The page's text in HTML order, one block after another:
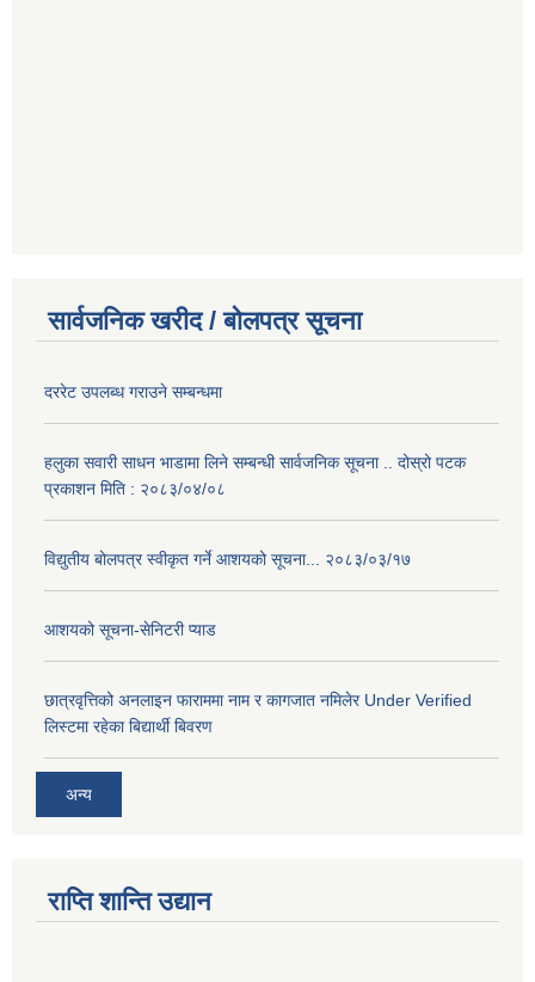
सार्वजनिक खरीद / बोलपत्र सूचना
दररेट उपलब्ध गराउने सम्बन्धमा
हलुका सवारी साधन भाडामा लिने सम्बन्धी सार्वजनिक सूचना .. दोस्रो पटक
प्रकाशन मिति : २०८३/०४/०८
विद्युतीय बोलपत्र स्वीकृत गर्ने आशयको सूचना... २०८३/०३/१७
आशयको सूचना-सेनिटरी प्याड
छात्रवृत्तिको अनलाइन फाराममा नाम र कागजात नमिलेर Under Verified
लिस्टमा रहेका बिद्यार्थी बिवरण
अन्य
राप्ति शान्ति उद्यान